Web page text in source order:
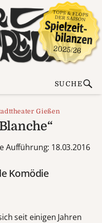
SUCHE
Gießen
Aufführung: 18.03.2016
Komödie
seit einigen Jahren